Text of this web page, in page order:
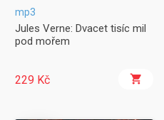
mp3
Jules Verne: Dvacet tisíc mil
pod mořem
229 Kč